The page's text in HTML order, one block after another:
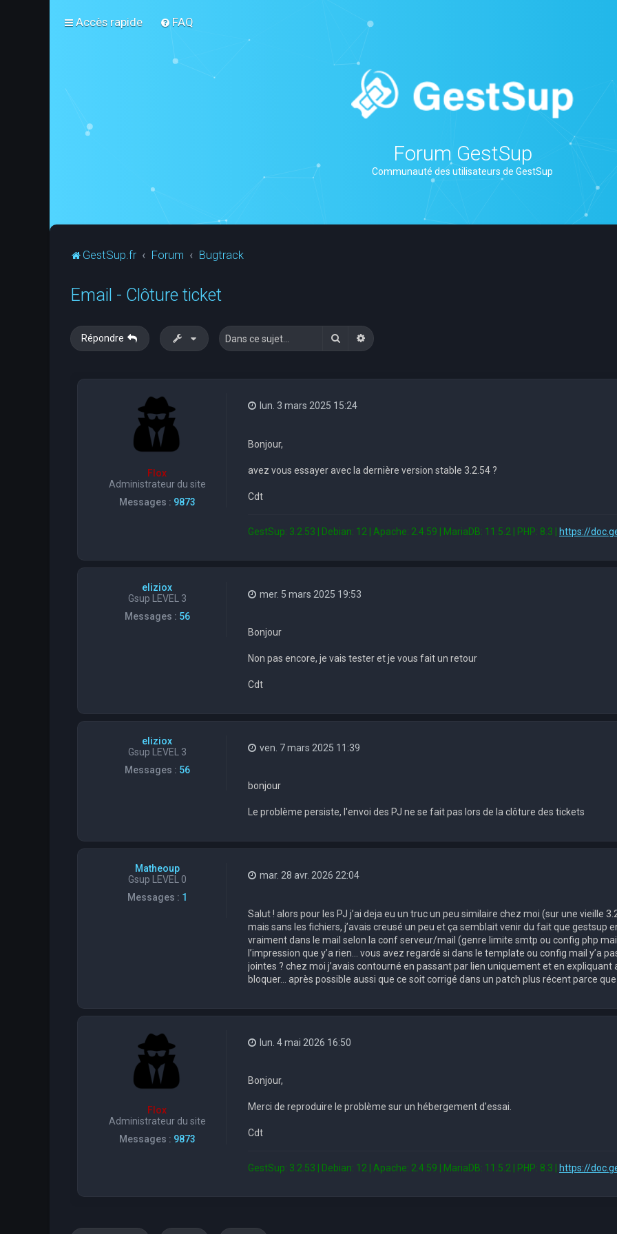
Accès rapide FAQ
Forum GestSup
Communauté des utilisateurs de GestSup
GestSup.fr Forum Bugtrack
Email - Clôture ticket
Répondre RechercherRecherche avancée
Flox
Administrateur du site
Messages : 9873
lun. 3 mars 2025 15:24
Bonjour,
avez vous essayer avec la dernière version stable 3.2.54 ?
Cdt
GestSup: 3.2.53 | Debian: 12 | Apache: 2.4.59 | MariaDB: 11.5.2 | PHP: 8.3 |
https://
eliziox
Gsup LEVEL 3
Messages : 56
mer. 5 mars 2025 19:53
Bonjour
Non pas encore, je vais tester et je vous fait un retour
Cdt
eliziox
Gsup LEVEL 3
Messages : 56
ven. 7 mars 2025 11:39
bonjour
Le problème persiste, l'envoi des PJ ne se fait pas lors de la clôture des tickets
Matheoup
Gsup LEVEL 0
Messages : 1
mar. 28 avr. 2026 22:04
Salut ! alors pour les PJ j’ai deja eu un truc un peu similaire chez moi (sur une vieille
mais sans les fichiers, j’avais creusé un peu et ça semblait venir du fait que gestsup
vraiment dans le mail selon la conf serveur/mail (genre limite smtp ou config php
l’impression que y’a rien… vous avez regardé si dans le template ou config mail y’a
jointes ? chez moi j’avais contourné en passant par lien uniquement et en
bloquer… après possible aussi que ce soit corrigé dans un patch plus récent parce
Flox
Administrateur du site
Messages : 9873
lun. 4 mai 2026 16:50
Bonjour,
Merci de reproduire le problème sur un hébergement d'essai.
Cdt
GestSup: 3.2.53 | Debian: 12 | Apache: 2.4.59 | MariaDB: 11.5.2 | PHP: 8.3 |
https://